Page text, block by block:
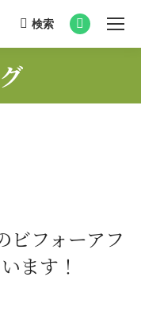
Search:
検索
Facebook
page
ビフォーアフ
ます！